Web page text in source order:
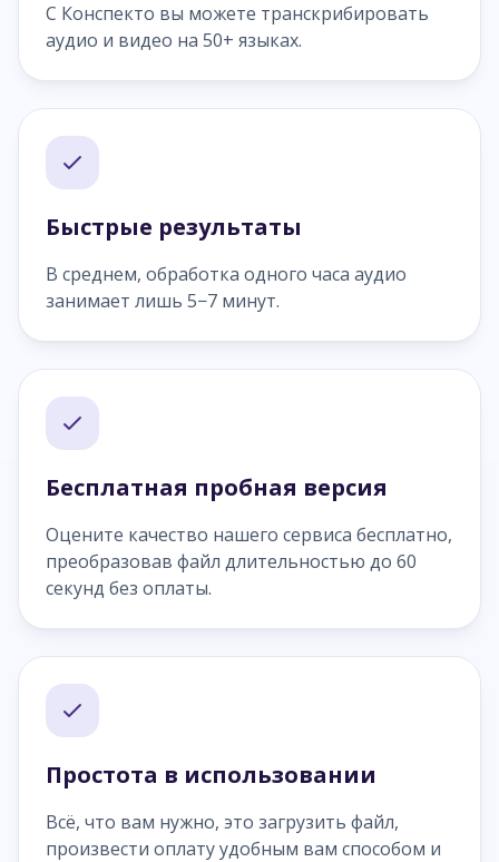
С Конспекто вы можете транскрибировать
аудио и видео на 50+ языках.
Быстрые результаты
В среднем, обработка одного часа аудио
занимает лишь 5−7 минут.
Бесплатная пробная версия
Оцените качество нашего сервиса бесплатно,
преобразовав файл длительностью до 60
секунд без оплаты.
Простота в использовании
Всё, что вам нужно, это загрузить файл,
произвести оплату удобным вам способом и